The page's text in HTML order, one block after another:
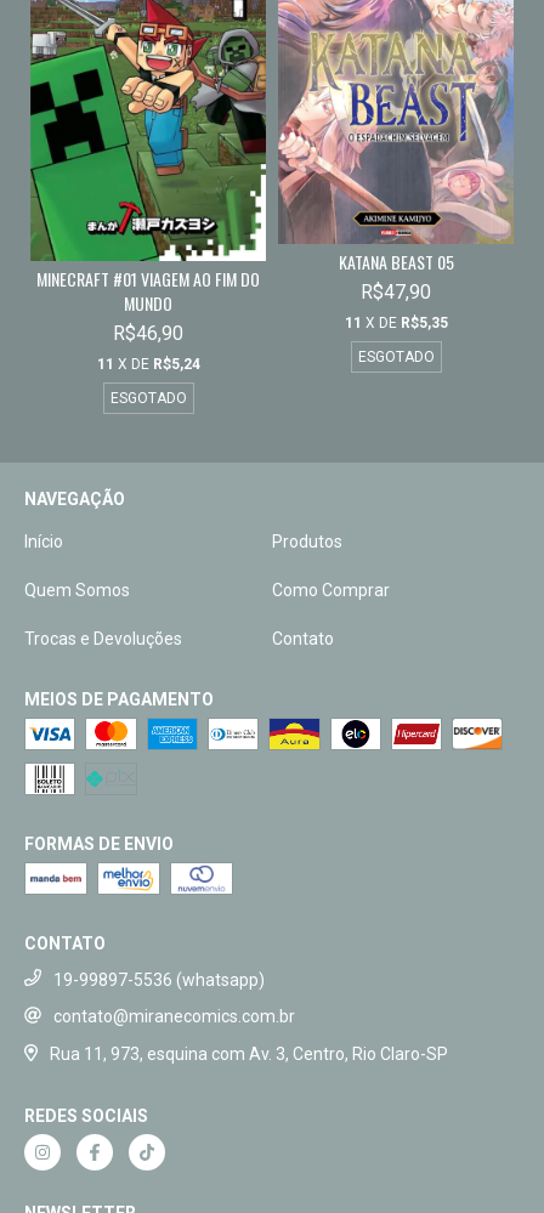
MINECRAFT #01 VIAGEM AO FIM DO
MUNDO
R$46,90
11 X DE R$5,24
ESGOTADO
KATANA BEAST 05
R$47,90
11 X DE R$5,35
ESGOTADO
NAVEGAÇÃO
Início Produtos
Quem Somos Como Comprar
Trocas e Devoluções Contato
MEIOS DE PAGAMENTO
FORMAS DE ENVIO
CONTATO
19-99897-5536 (whatsapp)
contato@miranecomics.com.br
Rua 11, 973, esquina com Av. 3, Centro, Rio Claro-SP
REDES SOCIAIS